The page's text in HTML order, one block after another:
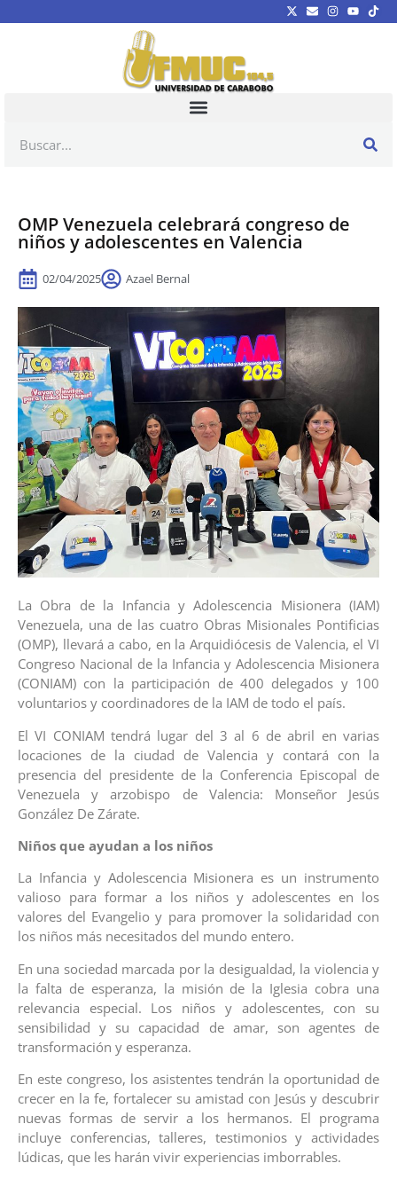
OMP Venezuela celebrará congreso de
niños y adolescentes en Valencia
02/04/2025 Azael Bernal
La Obra de la Infancia y Adolescencia Misionera (IAM)
Venezuela, una de las cuatro Obras Misionales Pontificias
(OMP), llevará a cabo, en la Arquidiócesis de Valencia, el VI
Congreso Nacional de la Infancia y Adolescencia Misionera
(CONIAM) con la participación de 400 delegados y 100
voluntarios y coordinadores de la IAM de todo el país.
El VI CONIAM tendrá lugar del 3 al 6 de abril en varias
locaciones de la ciudad de Valencia y contará con la
presencia del presidente de la Conferencia Episcopal de
Venezuela y arzobispo de Valencia: Monseñor Jesús
González De Zárate.
Niños que ayudan a los niños
La Infancia y Adolescencia Misionera es un instrumento
valioso para formar a los niños y adolescentes en los
valores del Evangelio y para promover la solidaridad con
los niños más necesitados del mundo entero.
En una sociedad marcada por la desigualdad, la violencia y
la falta de esperanza, la misión de la Iglesia cobra una
relevancia especial. Los niños y adolescentes, con su
sensibilidad y su capacidad de amar, son agentes de
transformación y esperanza.
En este congreso, los asistentes tendrán la oportunidad de
crecer en la fe, fortalecer su amistad con Jesús y descubrir
nuevas formas de servir a los hermanos. El programa
incluye conferencias, talleres, testimonios y actividades
lúdicas, que les harán vivir experiencias imborrables.